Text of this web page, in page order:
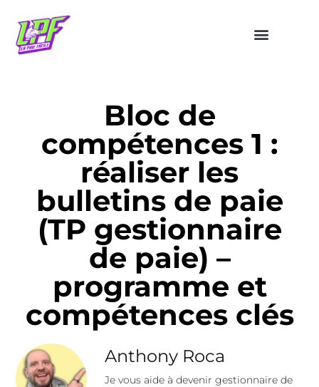
Bloc de
compétences 1 :
réaliser les
bulletins de paie
(TP gestionnaire
de paie) –
programme et
compétences clés
Anthony Roca
Je vous aide à devenir gestionnaire de